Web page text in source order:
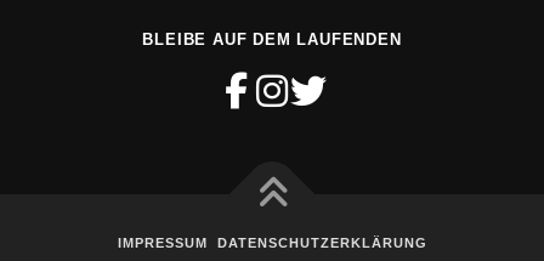
BLEIBE AUF DEM LAUFENDEN
IMPRESSUM DATENSCHUTZERKLÄRUNG